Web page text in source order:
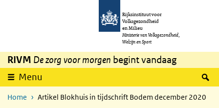
Overslaan en naar de inhoud gaan
Rijksinstituut voor
Volksgezondheid
en Milieu
Ministerie van Volksgezondheid,
Welzijn en Sport
RIVM De zorg voor morgen begint vandaag
Menu
Home Artikel Blokhuis in tijdschrift Bodem december 2020